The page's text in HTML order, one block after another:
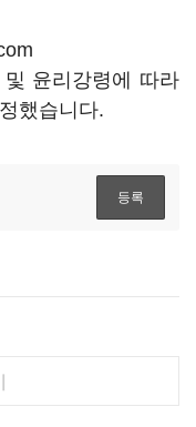
윤리강령에 따라
했습니다.